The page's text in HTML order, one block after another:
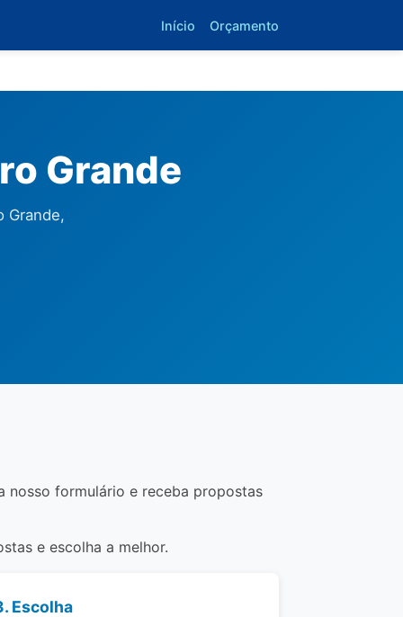
Início Orçamento
Grande
Grande,
nosso formulário e receba propostas
e escolha a melhor.
Escolha